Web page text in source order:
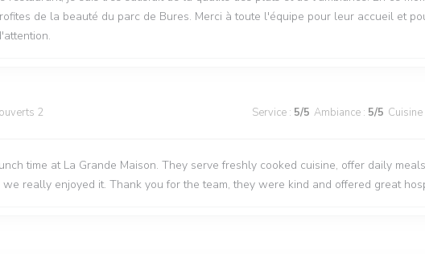
de la beauté du parc de Bures. Merci à toute l'équipe pour leur accueil et
2 Service : 5/5 Ambiance : 5/5 Cuisine
time at La Grande Maison. They serve freshly cooked cuisine, offer daily
we really enjoyed it. Thank you for the team, they were kind and offered great